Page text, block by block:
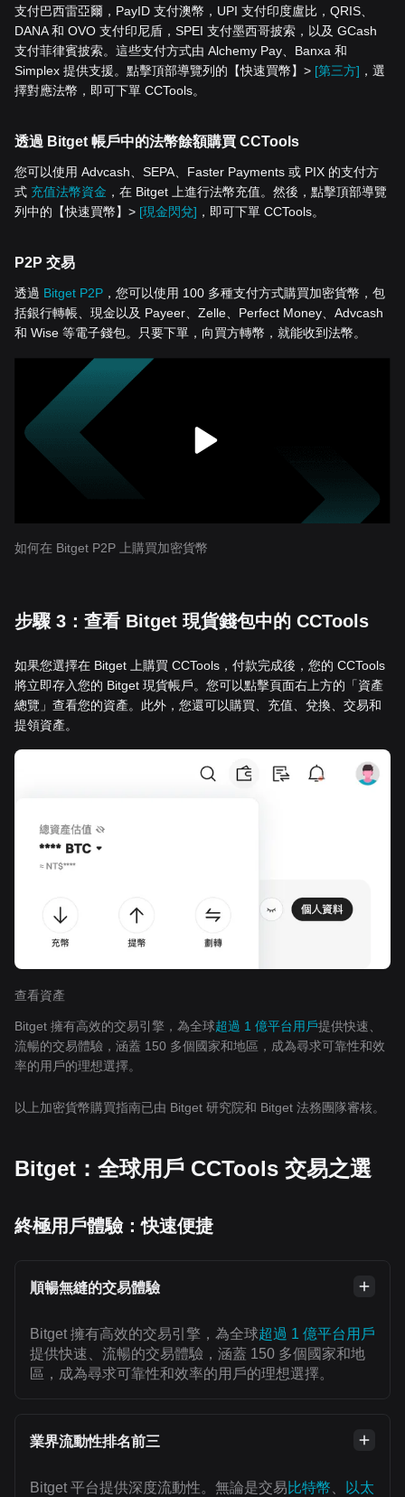
支付巴西雷亞爾，PayID 支付澳幣，UPI 支付印度盧比，QRIS、
DANA 和 OVO 支付印尼盾，SPEI 支付墨西哥披索，以及 GCash
支付菲律賓披索。這些支付方式由 Alchemy Pay、Banxa 和
Simplex 提供支援。點擊頂部導覽列的【快速買幣】> [第三方] ，選
擇對應法幣，即可下單 CCTools。
透過 Bitget 帳戶中的法幣餘額購買 CCTools
您可以使用 Advcash、SEPA、Faster Payments 或 PIX 的支付方
式 充值法幣資金 ，在 Bitget 上進行法幣充值。然後，點擊頂部導覽
列中的【快速買幣】> [現金閃兌] ，即可下單 CCTools。
P2P 交易
透過 Bitget P2P ，您可以使用 100 多種支付方式購買加密貨幣，包
括銀行轉帳、現金以及 Payeer、Zelle、Perfect Money、Advcash
和 Wise 等電子錢包。只要下單，向買方轉幣，就能收到法幣。
如何在 Bitget P2P 上購買加密貨幣
步驟 3：查看 Bitget 現貨錢包中的 CCTools
如果您選擇在 Bitget 上購買 CCTools，付款完成後，您的 CCTools
將立即存入您的 Bitget 現貨帳戶。您可以點擊頁面右上方的「資產
總覽」查看您的資產。此外，您還可以購買、充值、兌換、交易和
提領資產。
查看資產
Bitget 擁有高效的交易引擎，為全球超過 1 億平台用戶提供快速、
流暢的交易體驗，涵蓋 150 多個國家和地區，成為尋求可靠性和效
率的用戶的理想選擇。
以上加密貨幣購買指南已由 Bitget 研究院和 Bitget 法務團隊審核。
Bitget：全球用戶 CCTools 交易之選
終極用戶體驗：快速便捷
順暢無縫的交易體驗
Bitget 擁有高效的交易引擎，為全球超過 1 億平台用戶
提供快速、流暢的交易體驗，涵蓋 150 多個國家和地
區，成為尋求可靠性和效率的用戶的理想選擇。
業界流動性排名前三
Bitget 平台提供深度流動性。無論是交易比特幣 以太